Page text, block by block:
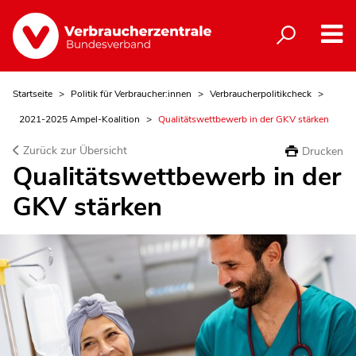
Startseite Politik für Verbraucher:innen
Verbraucherpolitikcheck
2021-2025 Ampel-Koalition
Qualitätswettbewerb in der GKV stärken
Zurück zur Übersicht Drucken
Qualitätswettbewerb in der
GKV stärken